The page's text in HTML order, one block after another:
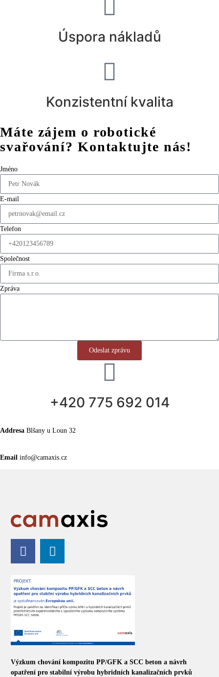
Úspora nákladů
Konzistentní kvalita
Máte zájem o robotické
svařování? Kontaktujte nás!
Jméno
E-mail
Telefon
Společnost
Zpráva
Odeslat zprávu
+420 775 692 014
Addresa Blšany u Loun 32
Email info@camaxis.cz
Výzkum chování kompozitu PP/GFK a SCC beton a návrh
opatření pro stabilní výrobu hybridních kanalizačních prvků